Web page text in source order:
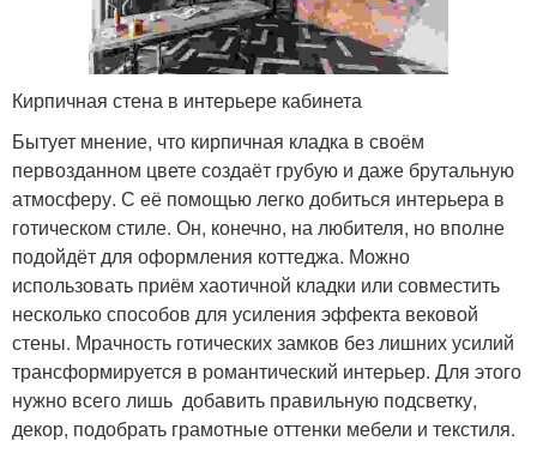
Кирпичная стена в интерьере кабинета
Бытует мнение, что кирпичная кладка в своём
первозданном цвете создаёт грубую и даже брутальную
атмосферу. С её помощью легко добиться интерьера в
готическом стиле. Он, конечно, на любителя, но вполне
подойдёт для оформления коттеджа. Можно
использовать приём хаотичной кладки или совместить
несколько способов для усиления эффекта вековой
стены. Мрачность готических замков без лишних усилий
трансформируется в романтический интерьер. Для этого
нужно всего лишь добавить правильную подсветку,
декор, подобрать грамотные оттенки мебели и текстиля.